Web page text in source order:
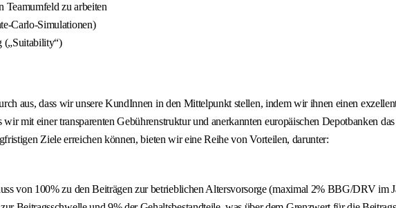
Teamumfeld zu arbeiten
Carlo-Simulationen)
(„Suitability“)
aus, dass wir unsere KundInnen in den Mittelpunkt stellen, indem wir ihnen einen
mit einer transparenten Gebührenstruktur und anerkannten europäischen Depotbanken
Ziele erreichen können, bieten wir eine Reihe von Vorteilen, darunter:
von 100% zu den Beiträgen zur betrieblichen Altersvorsorge (maximal 2% BBG/DRV im